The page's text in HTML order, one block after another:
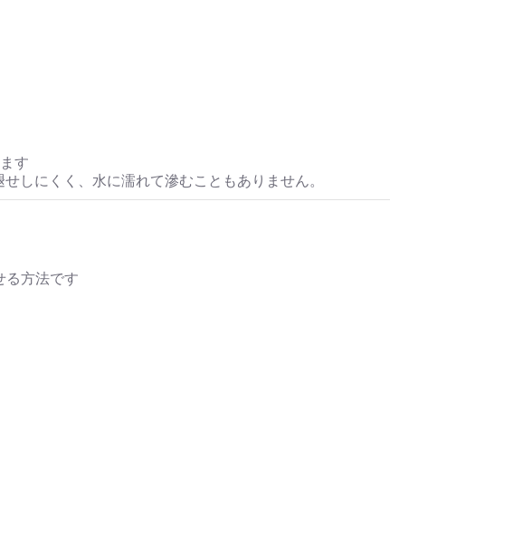
す
しにくく、水に濡れて滲むこともありません。
る方法です